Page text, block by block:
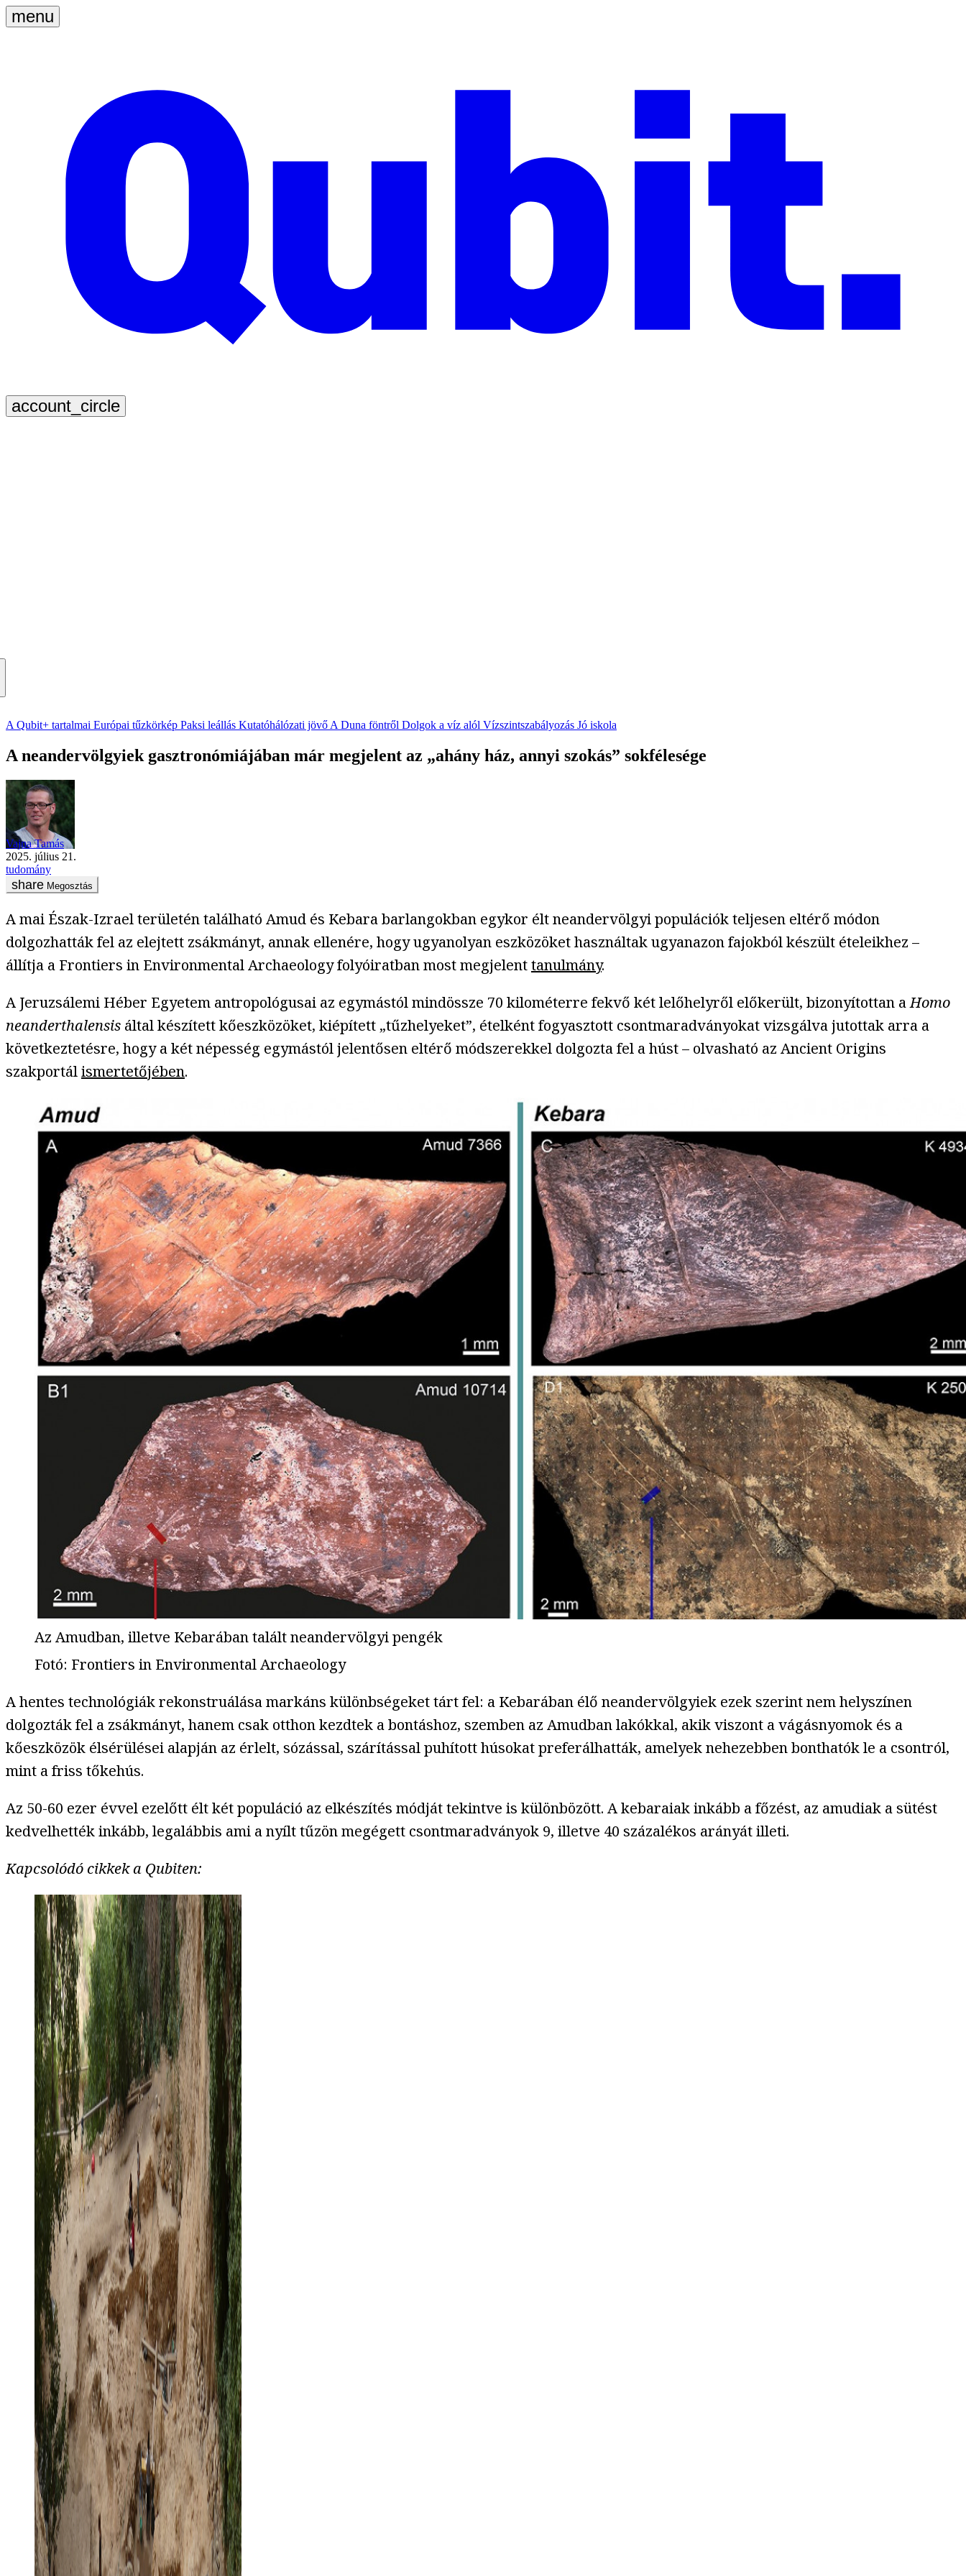
A Qubit+ tartalmai Európai tűzkörkép Paksi leállás Kutatóhálózati jövő A Duna föntről Dolgok a víz alól Vízszintszabályozás Jó iskola
A neandervölgyiek gasztronómiájában már megjelent az „ahány ház, annyi szokás” sokfélesége
Vajna Tamás
2025. július 21.
tudomány
Megosztás
A mai Észak-Izrael területén található Amud és Kebara barlangokban egykor élt neandervölgyi populációk teljesen eltérő módon
dolgozhatták fel az elejtett zsákmányt, annak ellenére, hogy ugyanolyan eszközöket használtak ugyanazon fajokból készült ételeikhez –
állítja a Frontiers in Environmental Archaeology folyóiratban most megjelenttanulmány.
A Jeruzsálemi Héber Egyetem antropológusai az egymástól mindössze 70 kilométerre fekvő két lelőhelyről előkerült, bizonyítottan aHomo
neanderthalensis által készített kőeszközöket, kiépített „tűzhelyeket”, ételként fogyasztott csontmaradványokat vizsgálva jutottak arra a
következtetésre, hogy a két népesség egymástól jelentősen eltérő módszerekkel dolgozta fel a húst – olvasható az Ancient Origins
szakportálismertetőjében.
Az Amudban, illetve Kebarában talált neandervölgyi pengék
Fotó: Frontiers in Environmental Archaeology
A hentes technológiák rekonstruálása markáns különbségeket tárt fel: a Kebarában élő neandervölgyiek ezek szerint nem helyszínen
dolgozták fel a zsákmányt, hanem csak otthon kezdtek a bontáshoz, szemben az Amudban lakókkal, akik viszont a vágásnyomok és a
kőeszközök élsérülései alapján az érlelt, sózással, szárítással puhított húsokat preferálhatták, amelyek nehezebben bonthatók le a csontról,
mint a friss tőkehús.
Az 50-60 ezer évvel ezelőtt élt két populáció az elkészítés módját tekintve is különbözött. A kebaraiak inkább a főzést, az amudiak a sütést
kedvelhették inkább, legalábbis ami a nyílt tűzön megégett csontmaradványok 9, illetve 40 százalékos arányát illeti.
Kapcsolódó cikkek a Qubiten: